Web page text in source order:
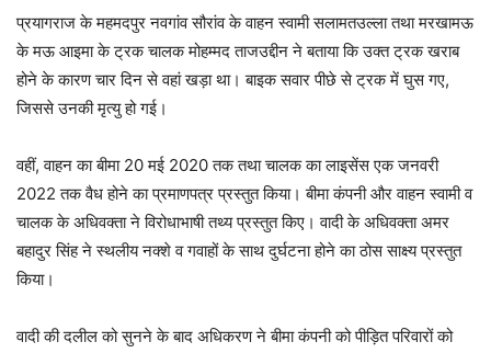
प्रयागराज के महमदपुर नवगांव सौरांव के वाहन स्वामी सलामतउल्ला तथा मरखामऊ
के मऊ आइमा के ट्रक चालक मोहम्मद ताजउद्दीन ने बताया कि उक्त ट्रक खराब
होने के कारण चार दिन से वहां खड़ा था। बाइक सवार पीछे से ट्रक में घुस गए,
जिससे उनकी मृत्यु हो गई।
वहीं, वाहन का बीमा 20 मई 2020 तक तथा चालक का लाइसेंस एक जनवरी
2022 तक वैध होने का प्रमाणपत्र प्रस्तुत किया। बीमा कंपनी और वाहन स्वामी व
चालक के अधिवक्ता ने विरोधाभाषी तथ्य प्रस्तुत किए। वादी के अधिवक्ता अमर
बहादुर सिंह ने स्थलीय नक्शे व गवाहों के साथ दुर्घटना होने का ठोस साक्ष्य प्रस्तुत
किया।
वादी की दलील को सुनने के बाद अधिकरण ने बीमा कंपनी को पीड़ित परिवारों को